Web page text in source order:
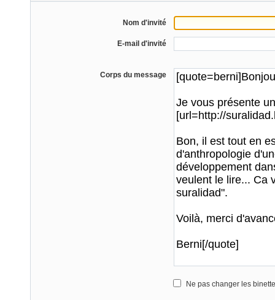
Nom d'invité
E-mail d'invité
Corps du message
Ne pas changer les